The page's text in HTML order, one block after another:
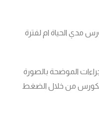
مدي الحياة ام لفترة
الموضحة بالصورة
من خلال الضغط